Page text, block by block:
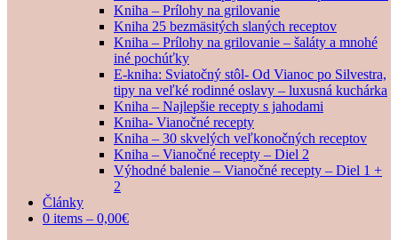
Kniha – Prílohy na grilovanie
Kniha 25 bezmäsitých slaných receptov
Kniha – Prílohy na grilovanie – šaláty a mnohé
iné pochúťky
E-kniha: Sviatočný stôl- Od Vianoc po Silvestra,
tipy na veľké rodinné oslavy – luxusná kuchárka
Kniha – Najlepšie recepty s jahodami
Kniha- Vianočné recepty
Kniha – 30 skvelých veľkonočných receptov
Kniha – Vianočné recepty – Diel 2
Výhodné balenie – Vianočné recepty – Diel 1 +
2
Články
0 items – 0,00€